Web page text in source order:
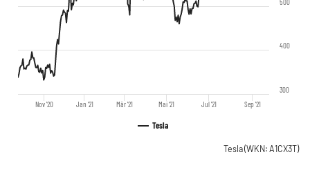
Tesla
Nov '20 Jan '21 Mär '21 Mai '21 Jul '21 Sep '21
300
400
Tesla(WKN: A1CX3T)